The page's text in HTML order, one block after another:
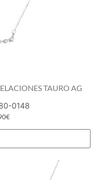
TAURO AG
0148
€